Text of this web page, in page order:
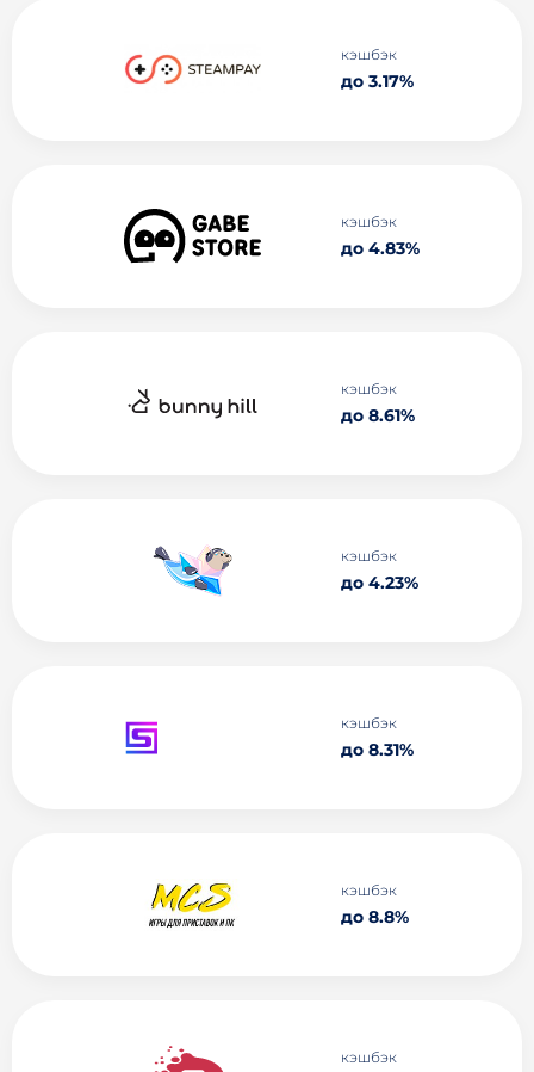
кэшбэк
до 3.17%
кэшбэк
до 4.83%
кэшбэк
до 8.61%
кэшбэк
до 4.23%
кэшбэк
до 8.31%
кэшбэк
до 8.8%
кэшбэк